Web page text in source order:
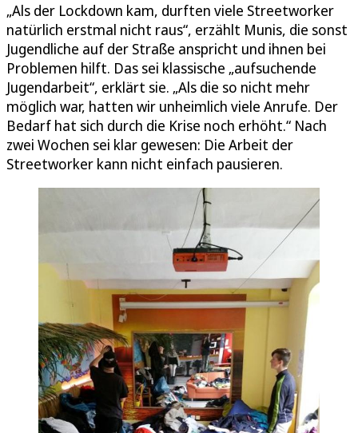
„Als der Lockdown kam, durften viele Streetworker
natürlich erstmal nicht raus“, erzählt Munis, die sonst
Jugendliche auf der Straße anspricht und ihnen bei
Problemen hilft. Das sei klassische „aufsuchende
Jugendarbeit“, erklärt sie. „Als die so nicht mehr
möglich war, hatten wir unheimlich viele Anrufe. Der
Bedarf hat sich durch die Krise noch erhöht.“ Nach
zwei Wochen sei klar gewesen: Die Arbeit der
Streetworker kann nicht einfach pausieren.